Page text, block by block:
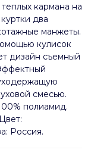
кармана на
два
манжеты.
кулисок
дизайн съемный
смесью.
полиамид.
Россия.